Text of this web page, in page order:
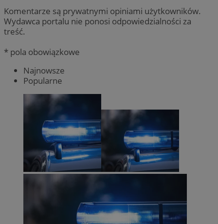
Komentarze są prywatnymi opiniami użytkowników.
Wydawca portalu nie ponosi odpowiedzialności za
treść.
* pola obowiązkowe
Najnowsze
Popularne